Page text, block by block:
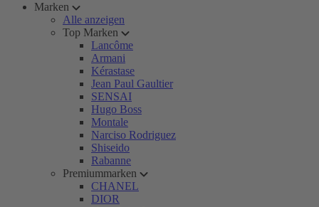
Marken
Alle anzeigen
Top Marken
Lancôme
Armani
Kérastase
Jean Paul Gaultier
SENSAI
Hugo Boss
Montale
Narciso Rodriguez
Shiseido
Rabanne
Premiummarken
CHANEL
DIOR